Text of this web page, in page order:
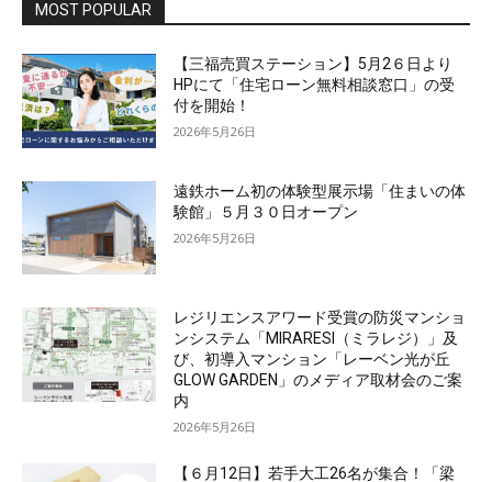
MOST POPULAR
【三福売買ステーション】5月2６日より
HPにて「住宅ローン無料相談窓口」の受
付を開始！
2026年5月26日
遠鉄ホーム初の体験型展示場「住まいの体
験館」５月３０日オープン
2026年5月26日
レジリエンスアワード受賞の防災マンショ
ンシステム「MIRARESI（ミラレジ）」及
び、初導入マンション「レーベン光が丘
GLOW GARDEN」のメディア取材会のご案
内
2026年5月26日
【６月12日】若手大工26名が集合！「梁